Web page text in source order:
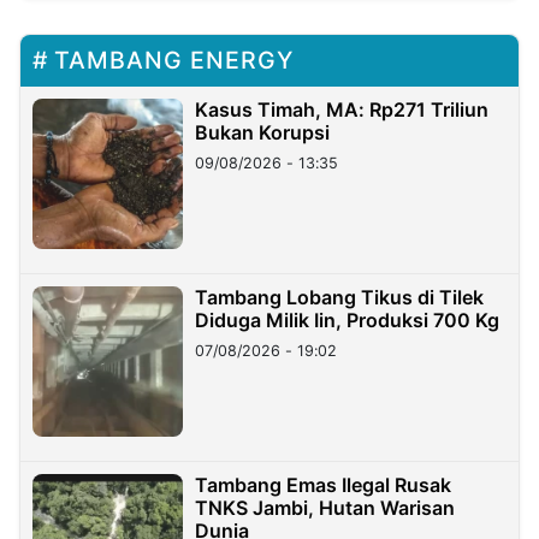
TAMBANG ENERGY
Kasus Timah, MA: Rp271 Triliun
Bukan Korupsi
09/08/2026 - 13:35
Tambang Lobang Tikus di Tilek
Diduga Milik Iin, Produksi 700 Kg
07/08/2026 - 19:02
Tambang Emas Ilegal Rusak
TNKS Jambi, Hutan Warisan
Dunia